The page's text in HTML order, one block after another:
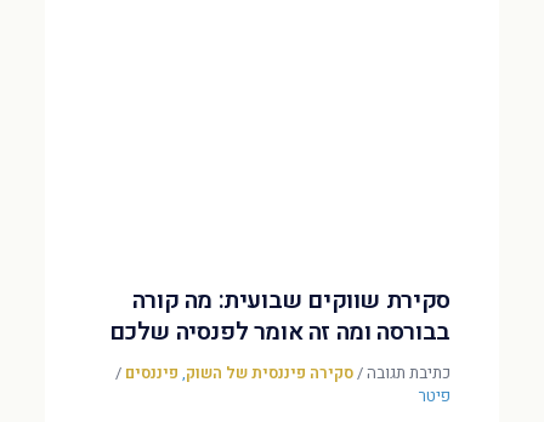
סקירת שווקים שבועית: מה קורה
בבורסה ומה זה אומר לפנסיה שלכם
כתיבת תגובה/סקירה פיננסית של השוק, פיננסים /
פיטר